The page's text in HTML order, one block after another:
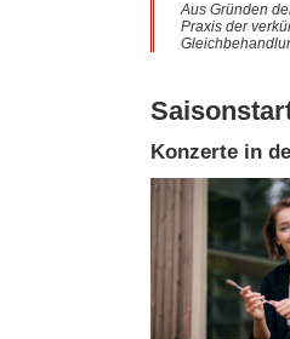
Aus Gründen
Praxis der
Konzerte in